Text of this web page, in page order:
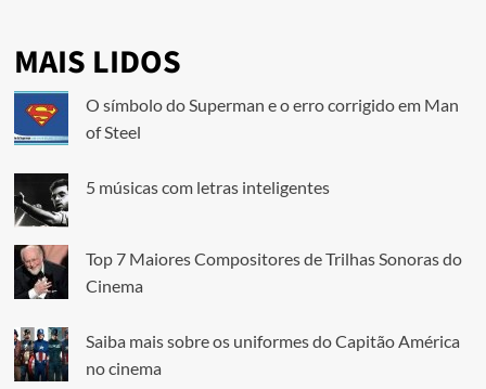
MAIS LIDOS
O símbolo do Superman e o erro corrigido em Man
of Steel
5 músicas com letras inteligentes
Top 7 Maiores Compositores de Trilhas Sonoras do
Cinema
Saiba mais sobre os uniformes do Capitão América
no cinema